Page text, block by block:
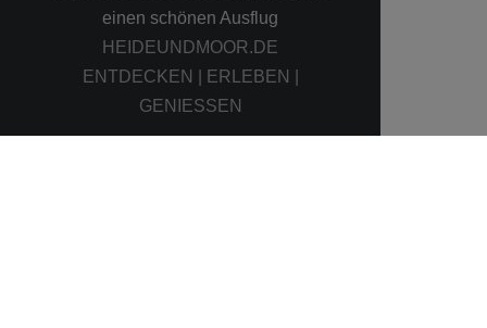
einen schönen Ausflug
HEIDEUNDMOOR.DE
ENTDECKEN | ERLEBEN |
GENIESSEN